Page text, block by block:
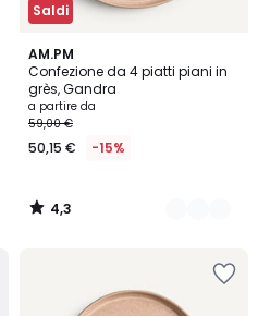
Saldi
AM.PM
Confezione da 4 piatti piani in
grès, Gandra
a partire da
59,00 €
50,15 € -15%
4,3
/ 5
2
Colori
4,3
/